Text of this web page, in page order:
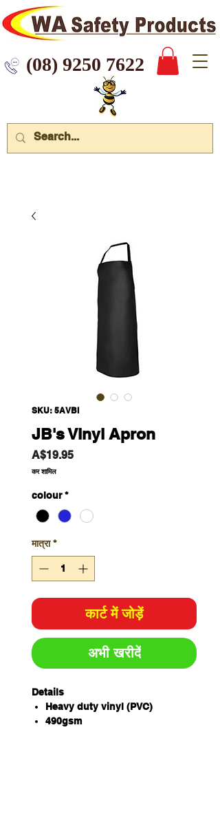
7622
SKU: 5AVBI
JB's Vinyl Apron
A$19.95मूल्य
कर शामिल
colour *
मात्रा *
कार्ट में जोड़ें
अभी खरीदें
Details
Heavy duty vinyl (PVC)
490gsm